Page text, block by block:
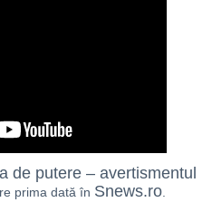
de putere – avertismentul
prima dată în Snews.ro.